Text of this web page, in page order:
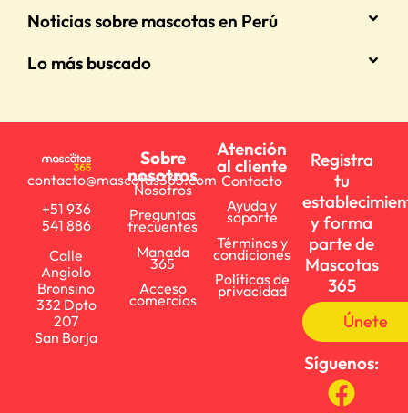
Noticias sobre mascotas en Perú
Lo más buscado
contacto@mascotas365.com
+51 936
541 886
Calle
Angiolo
Bronsino
332 Dpto
207
San Borja
Sobre
nosotros
Nosotros
Preguntas
frecuentes
Manada
365
Acceso
comercios
Atención
al cliente
Contacto
Ayuda y
soporte
Términos y
condiciones
Políticas de
privacidad
Registra
tu
y forma
parte de
Mascotas
365
Únete
Síguenos: